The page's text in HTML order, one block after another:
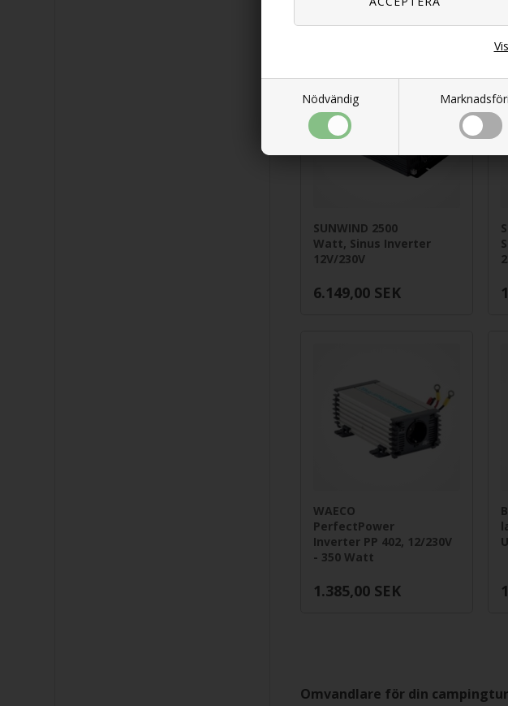
Nödvändig
2.155,00 SEK
Nyhet
SUNWIND 2500
Watt, Sinus Inverter
12V/230V
6.149,00 SEK
WAECO
PerfectPower
Inverter PP 402, 12/230V
- 350 Watt
1.385,00 SEK
Omvandlare för din campingtur